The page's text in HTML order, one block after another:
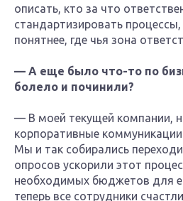
описать, кто за что
стандартизировать
понятнее, где чья зона
— А еще было что-то по
болело и починили?
— В моей текущей компании,
корпоративные коммуникации
Мы и так собирались
опросов ускорили этот
необходимых бюджетов для
теперь все сотрудники